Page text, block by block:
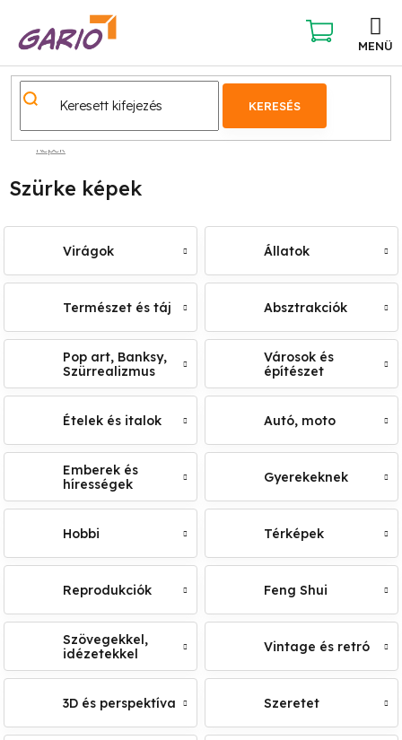
KERESÉS
KOSÁR
Képek
Szürke képek
Virágok Állatok
Természet és táj Absztrakciók
Pop art, Banksy,
Szürrealizmus
Városok és
építészet
Ételek és italok Autó, moto
Emberek és
hírességek
Gyerekeknek
Hobbi Térképek
Reprodukciók Feng Shui
Szövegekkel,
idézetekkel
Vintage és retró
3D és perspektíva Szeretet